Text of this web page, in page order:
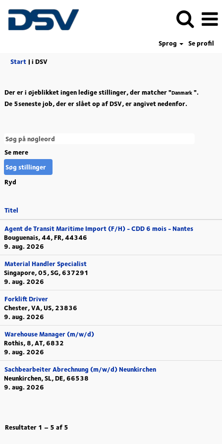
Sprog
Se profil
Start | i DSV(aktuel
Der er i øjeblikket ingen ledige stillinger, der matcher "Danmark".
De 5seneste job, der er slået op af DSV, er angivet nedenfor.
Se mere
Ryd
Titel
Agent de Transit Maritime Import (F/H) - CDD 6 mois - Nantes
Bouguenais, 44, FR, 44346
9. aug. 2026
Material Handler Specialist
Singapore, 05, SG, 637291
9. aug. 2026
Forklift Driver
Chester, VA, US, 23836
9. aug. 2026
Warehouse Manager (m/w/d)
Rothis, 8, AT, 6832
9. aug. 2026
Sachbearbeiter Abrechnung (m/w/d) Neunkirchen
Neunkirchen, SL, DE, 66538
9. aug. 2026
Resultater 1 – 5 af5